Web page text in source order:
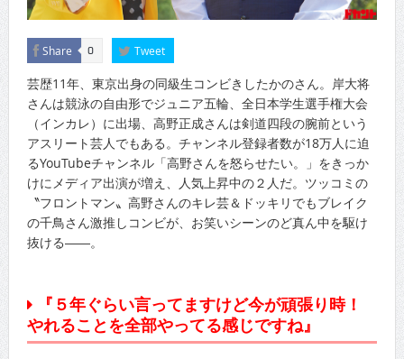
Share 0 Tweet
芸歴11年、東京出身の同級生コンビきしたかのさん。岸大将
さんは競泳の自由形でジュニア五輪、全日本学生選手権大会
（インカレ）に出場、高野正成さんは剣道四段の腕前という
アスリート芸人でもある。チャンネル登録者数が18万人に迫
るYouTubeチャンネル「高野さんを怒らせたい。」をきっか
けにメディア出演が増え、人気上昇中の２人だ。ツッコミの
〝フロントマン〟高野さんのキレ芸＆ドッキリでもブレイク
の千鳥さん激推しコンビが、お笑いシーンのど真ん中を駆け
抜ける――。
『５年ぐらい言ってますけど今が頑張り時！
やれることを全部やってる感じですね』